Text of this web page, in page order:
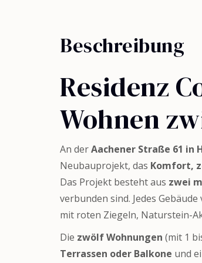
Beschreibung
Residenz
Wohnen
An derAachener Straße 61 in
Neubauprojekt, das Komfort,
Das Projekt besteht aus zwei
verbunden sind. Jedes
mit roten Ziegeln, Naturstein-
Die zwölf Wohnungen (mit 1
Terrassen oder Balkone und